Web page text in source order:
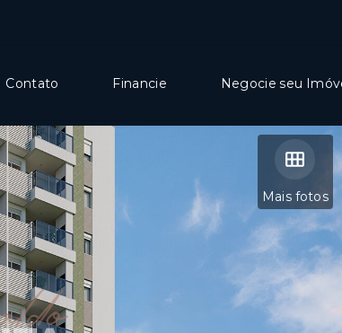
Contato Financie Negocie seu
Mais fotos